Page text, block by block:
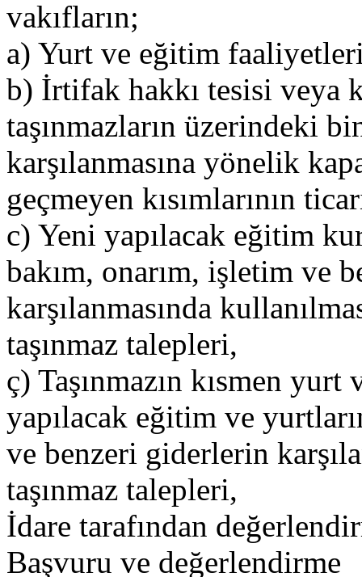
vakıfların;
a) Yurt ve eğitim
b) İrtifak hakkı tesisi veya
taşınmazların üzerindeki
karşılanmasına yönelik
geçmeyen kısımlarının
c) Yeni yapılacak eğitim
bakım, onarım, işletim ve
karşılanmasında
taşınmaz talepleri,
ç) Taşınmazın kısmen
yapılacak eğitim ve
ve benzeri giderlerin
taşınmaz talepleri,
İdare tarafından
Başvuru ve değerlendirme